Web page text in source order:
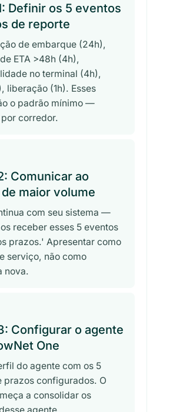
Definir os 5 eventos
de reporte
de embarque (24h),
ETA >48h (4h),
no terminal (4h),
liberação (1h). Esses
o padrão mínimo —
corredor.
Comunicar ao
maior volume
com seu sistema —
receber esses 5 eventos
prazos.' Apresentar como
serviço, não como
nova.
Configurar o agente
One
do agente com os 5
prazos configurados. O
a consolidar os
agente